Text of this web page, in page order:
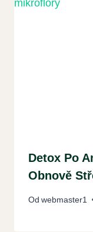
Detox Po
Obnově
Od webmaster1